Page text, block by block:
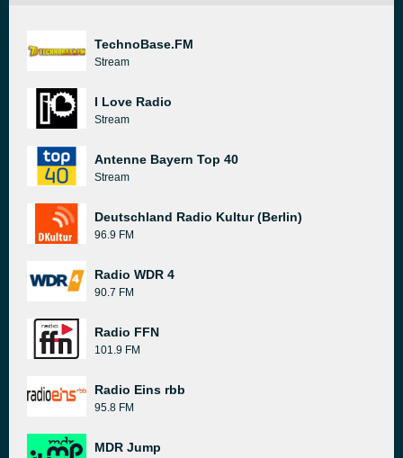
TechnoBase.FM
Stream
I Love Radio
Stream
Antenne Bayern Top 40
Stream
Deutschland Radio Kultur (Berlin)
96.9 FM
Radio WDR 4
90.7 FM
Radio FFN
101.9 FM
Radio Eins rbb
95.8 FM
MDR Jump